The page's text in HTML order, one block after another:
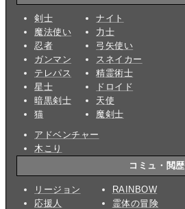
剣士
魔法使い
忍者
ガンマン
テレパス
星士
暗黒剣士
猫
ナイト
力士
弓矢使い
スネイカー
精霊術士
ドロイド
天使
魔剣士
アドベンチャー
木こり
コミュ・閲歴
リージョン
応援人
RAINBOW
霊体の冒険